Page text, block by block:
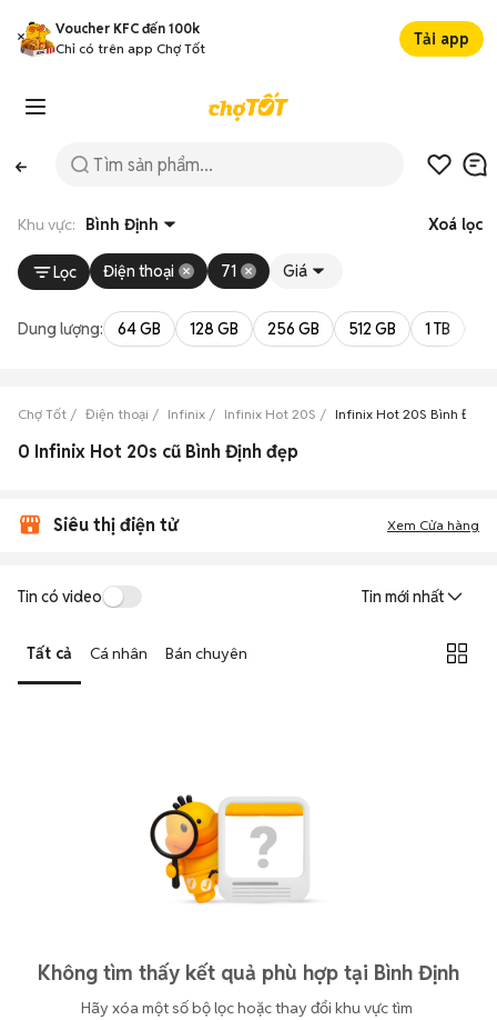
Voucher KFC đến 100k
Chỉ có trên app Chợ Tốt
Tải app
Khu vực: Bình Định Xoá lọc
Lọc Điện thoại 71 Giá
Dung lượng: 64 GB 128 GB 256 GB 512 GB 1 TB
Chợ Tốt Điện thoại Infinix Infinix Hot 20S Infinix Hot 20S Bình Định
0 Infinix Hot 20s cũ Bình Định đẹp
Siêu thị điện tử Xem Cửa hàng
Tin có video Tin mới nhất
Tất cả Cá nhân Bán chuyên
Không tìm thấy kết quả phù hợp tại Bình Định
Hãy xóa một số bộ lọc hoặc thay đổi khu vực tìm